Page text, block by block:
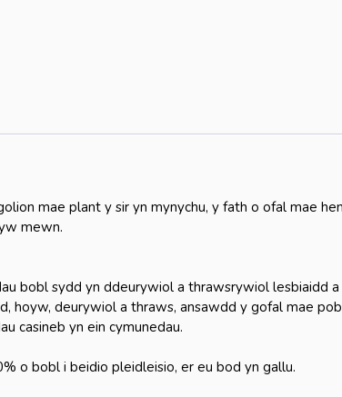
mae plant y sir yn mynychu, y fath o ofal mae
mewn.
bobl sydd yn ddeurywiol a thrawsrywiol lesbiaidd
hoyw, deurywiol a thraws, ansawdd y gofal mae
casineb yn ein cymunedau.
o bobl i beidio pleidleisio, er eu bod yn gallu.